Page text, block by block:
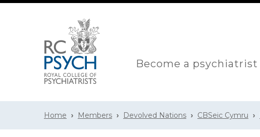
Become a psychiatrist
Home Members Devolved Nations CBSeic Cymru